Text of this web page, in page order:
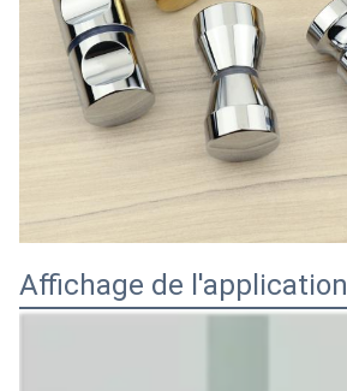
Affichage de l'application